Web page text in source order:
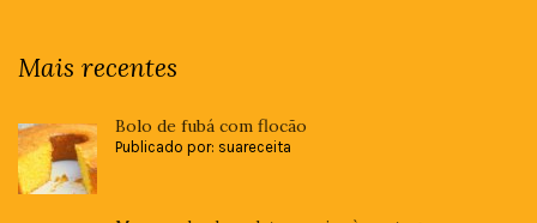
Mais recentes
Bolo de fubá com flocão
Publicado por: suareceita